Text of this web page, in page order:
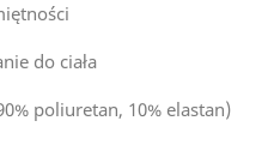
do ciała
poliuretan, 10% elastan)